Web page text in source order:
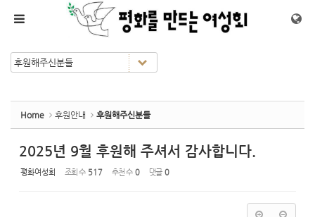
Home 후원안내 후원해주신분들
2025년 9월 후원해 주셔서 감사합니다.
평화여성회 조회 수 517 추천 수 0 댓글 0